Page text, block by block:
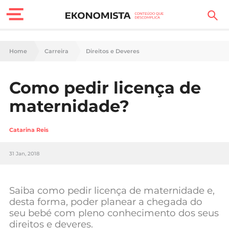
Finanças Pessoais
Carreira
Tecnologia
Negócios
Home Carreira Direitos e Deveres
Como pedir licença de
maternidade?
Catarina Reis
31 Jan, 2018
Saiba como pedir licença de maternidade e,
desta forma, poder planear a chegada do
seu bebé com pleno conhecimento dos seus
direitos e deveres.